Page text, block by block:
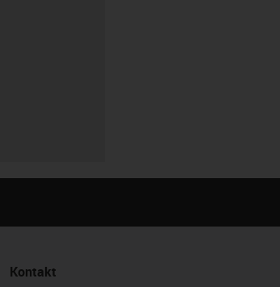
Kontakt